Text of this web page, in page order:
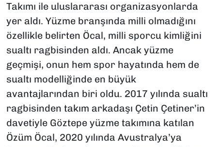
Takımı ile uluslararası organizasyonlarda
yer aldı. Yüzme branşında milli olmadığını
özellikle belirten Öcal, milli sporcu kimliğini
sualtı ragbisinden aldı. Ancak yüzme
geçmişi, onun hem spor hayatında hem de
sualtı modelliğinde en büyük
avantajlarından biri oldu. 2017 yılında sualtı
ragbisinden takım arkadaşı Çetin Çetiner’in
davetiyle Göztepe yüzme takımına katılan
Özüm Öcal, 2020 yılında Avustralya’ya